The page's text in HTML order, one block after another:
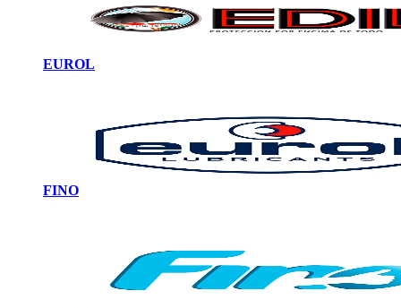
EUROL
FINO